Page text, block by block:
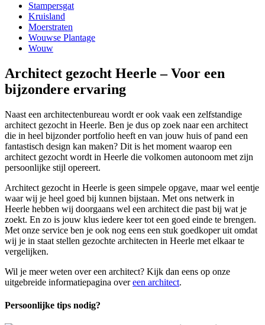
Stampersgat
Kruisland
Moerstraten
Wouwse Plantage
Wouw
Architect gezocht Heerle – Voor een
bijzondere ervaring
Naast een architectenbureau wordt er ook vaak een zelfstandige
architect gezocht in Heerle. Ben je dus op zoek naar een architect
die in heel bijzonder portfolio heeft en van jouw huis of pand een
fantastisch design kan maken? Dit is het moment waarop een
architect gezocht wordt in Heerle die volkomen autonoom met zijn
persoonlijke stijl opereert.
Architect gezocht in Heerle is geen simpele opgave, maar wel eentje
waar wij je heel goed bij kunnen bijstaan. Met ons netwerk in
Heerle hebben wij doorgaans wel een architect die past bij wat je
zoekt. En zo is jouw klus iedere keer tot een goed einde te brengen.
Met onze service ben je ook nog eens een stuk goedkoper uit omdat
wij je in staat stellen gezochte architecten in Heerle met elkaar te
vergelijken.
Wil je meer weten over een architect? Kijk dan eens op onze
uitgebreide informatiepagina overeen architect.
Persoonlijke tips nodig?